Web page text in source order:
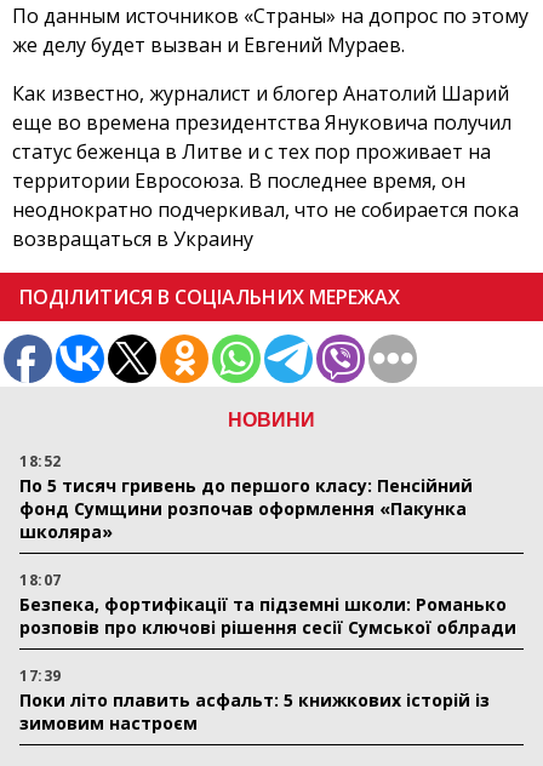
НОВИНИ
18:52
По 5 тисяч гривень до першого класу: Пенсійний
фонд Сумщини розпочав оформлення «Пакунка
школяра»
18:07
Безпека, фортифікації та підземні школи: Романько
розповів про ключові рішення сесії Сумської облради
17:39
Поки літо плавить асфальт: 5 книжкових історій із
зимовим настроєм
По данным источников «Страны» на допрос по этому
же делу будет вызван и Евгений Мураев.
Как известно, журналист и блогер Анатолий Шарий
еще во времена президентства Януковича получил
статус беженца в Литве и с тех пор проживает на
территории Евросоюза. В последнее время, он
неоднократно подчеркивал, что не собирается пока
возвращаться в Украину
ПОДІЛИТИСЯ В СОЦІАЛЬНИХ МЕРЕЖАХ